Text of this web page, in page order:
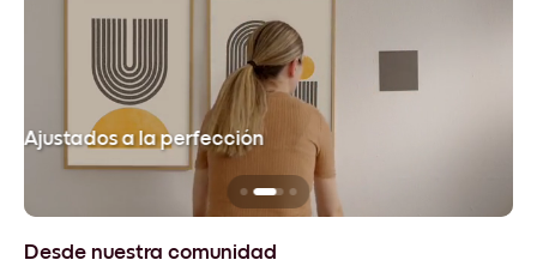
Ajustados a la perfección
Desde nuestra comunidad